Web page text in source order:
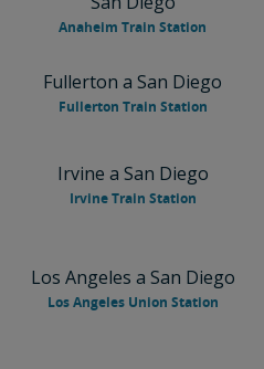
Anaheim Train Station
Fullerton a San Diego
Fullerton Train Station
Irvine a San Diego
Irvine Train Station
Los Angeles a San Diego
Los Angeles Union Station